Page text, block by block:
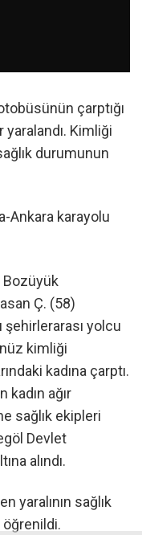
çarptığı
yaralandı. Kimliği
durumunun
Ankara karayolu
Bozüyük
Ç. (58)
şehirlerarası yolcu
kimliği
kadına çarptı.
kadın ağır
sağlık ekipleri
Devlet
alındı.
yaralının sağlık